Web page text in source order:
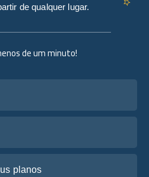
de um minuto!
de qualquer lugar.